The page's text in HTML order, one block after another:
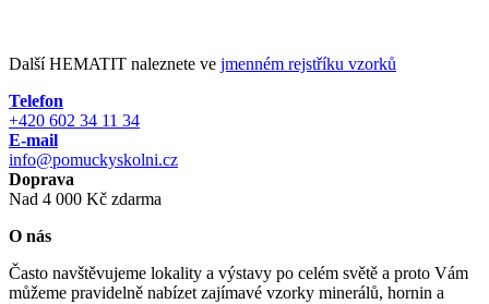
Další HEMATIT naleznete ve jmenném rejstříku vzorků
Telefon
+420 602 34 11 34
E-mail
info@pomuckyskolni.cz
Doprava
Nad 4 000 Kč zdarma
O nás
Často navštěvujeme lokality a výstavy po celém světě a proto Vám
můžeme pravidelně nabízet zajímavé vzorky minerálů, hornin a